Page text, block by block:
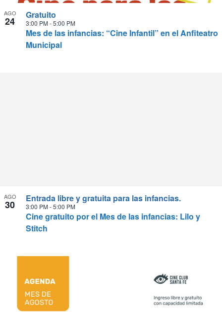
AGO
24
Mes de las infancias: “Cine Infantil” en el Anfiteatro
Municipal
3:00 PM-5:00 PM
Gratuito
AGO
30
Cine gratuito por el Mes de las infancias: Lilo y
Stitch
3:00 PM-5:00 PM
Entrada libre y gratuita para las infancias.